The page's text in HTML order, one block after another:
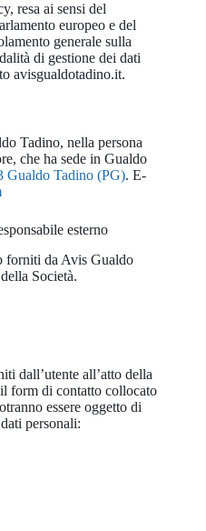
resa ai sensi del
europeo e del
generale sulla
di gestione dei dati
avisgualdotadino.it.
Tadino, nella persona
che ha sede in Gualdo
Gualdo Tadino (PG). E-
esterno
forniti da Avis Gualdo
Società.
dall’utente all’atto della
form di contatto collocato
essere oggetto di
personali: